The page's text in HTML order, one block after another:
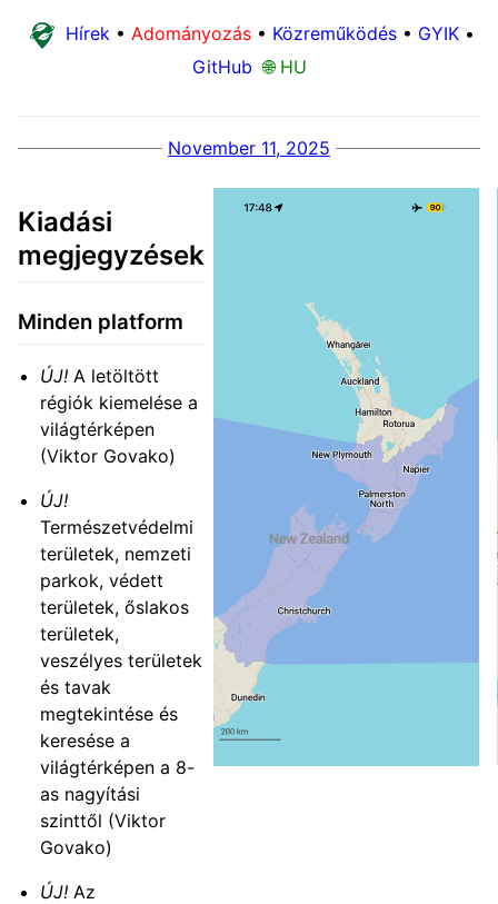
Hírek • Adományozás • Közreműködés • GYIK •
GitHub 🌐 HU
November 11, 2025
Kiadási
megjegyzések
Minden platform
ÚJ! A letöltött
régiók kiemelése a
világtérképen
(Viktor Govako)
ÚJ!
Természetvédelmi
területek, nemzeti
parkok, védett
területek, őslakos
területek,
veszélyes területek
és tavak
megtekintése és
keresése a
világtérképen a 8-
as nagyítási
szinttől (Viktor
Govako)
ÚJ! Az